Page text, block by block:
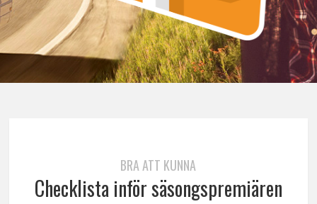
BRA ATT KUNNA
Checklista inför säsongspremiären